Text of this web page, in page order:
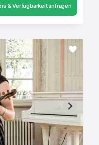
& Verfügbarkeit anfragen